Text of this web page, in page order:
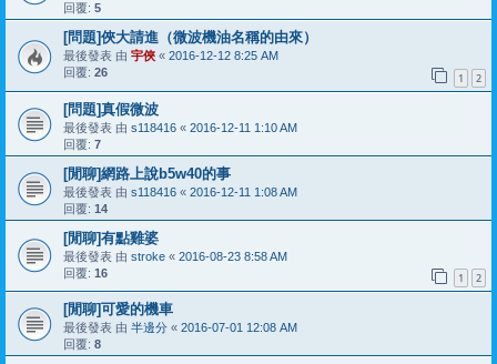
回覆: 5
[問題]俠大請進（微波機油名稱的由來）
最後發表 由 宇俠 « 2016-12-12 8:25 AM
回覆: 26 1 2
[問題]真假微波
最後發表 由 s118416 « 2016-12-11 1:10 AM
回覆: 7
[閒聊]網路上說b5w40的事
最後發表 由 s118416 « 2016-12-11 1:08 AM
回覆: 14
[閒聊]有點雞婆
最後發表 由 stroke « 2016-08-23 8:58 AM
回覆: 16 1 2
[閒聊]可愛的機車
最後發表 由 半邊分 « 2016-07-01 12:08 AM
回覆: 8